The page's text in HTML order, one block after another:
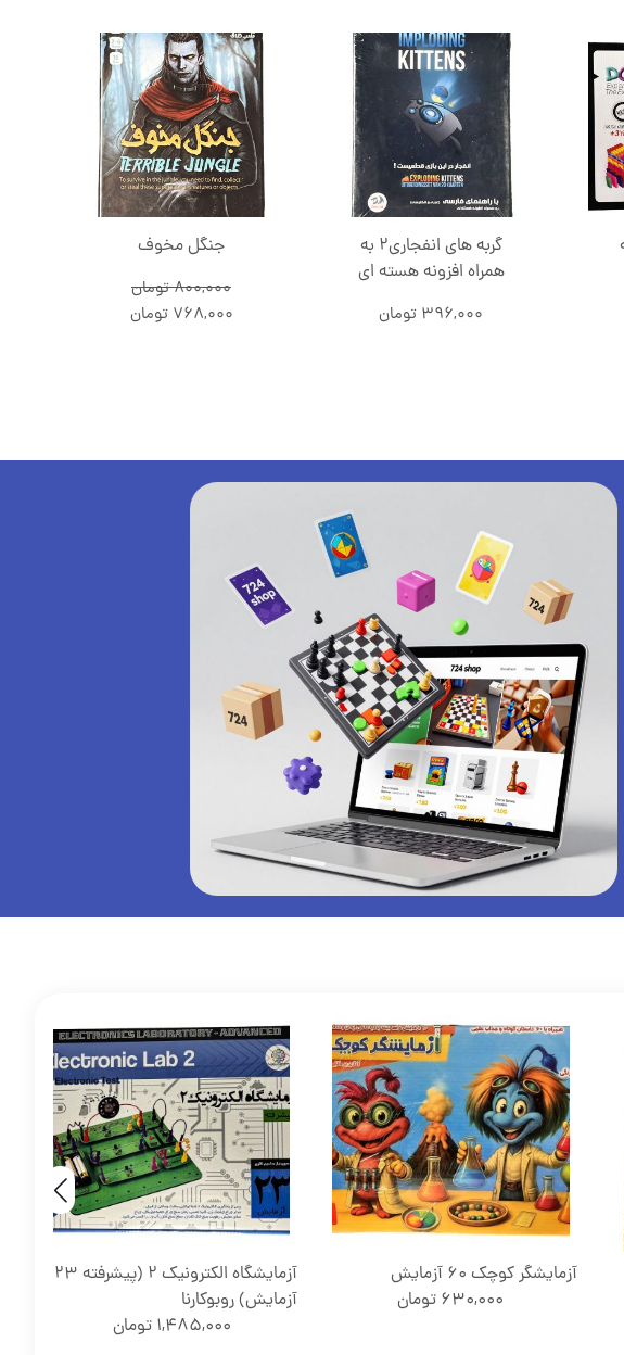
گربه های انفجاری2 به
همراه افزونه هسته ای
396,000 تومان
جنگل مخوف
800,000تومان
768,000 تومان
آزمایشگر کوچک 60 آزمایش
630,000 تومان
آزمایشگاه الکترونیک 2 (پیشرفته 23
آزمایش) روبوکارنا
1,485,000 تومان